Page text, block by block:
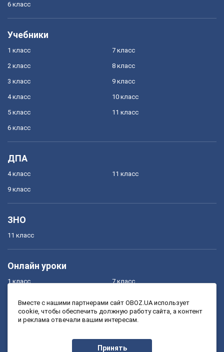
6 класс
Учебники
1 класс
2 класс
3 класс
4 класс
5 класс
6 класс
7 класс
8 класс
9 класс
10 класс
11 класс
ДПА
4 класс
9 класс
11 класс
ЗНО
11 класс
Онлайн уроки
1 класс
3 класс
7 класс
9 класс
Вместе с нашими партнерами сайт OBOZ.UA использует
cookie, чтобы обеспечить должную работу сайта, а контент
и реклама отвечали вашим интересам.
Принять